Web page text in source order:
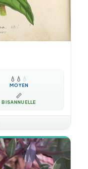
💧 💧 💧
MOYEN
📏
BISANNUELLE